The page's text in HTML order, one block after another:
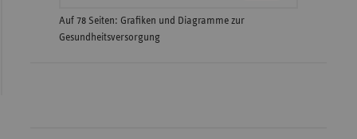
Auf 78 Seiten: Grafiken und Diagramme zur
Gesundheitsversorgung